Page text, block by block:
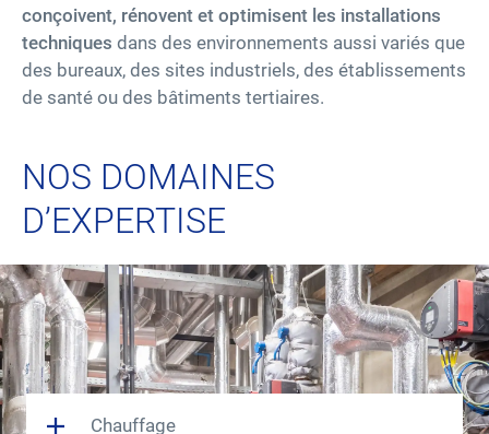
Innovations
Nos solutions
Contactez-nous
linkedinfacebookinstagramyoutube
conçoivent, rénovent et optimisent les installations
techniques dans des environnements aussi variés que
des bureaux, des sites industriels, des établissements
de santé ou des bâtiments tertiaires.
NOS DOMAINES
D’EXPERTISE
Chauffage